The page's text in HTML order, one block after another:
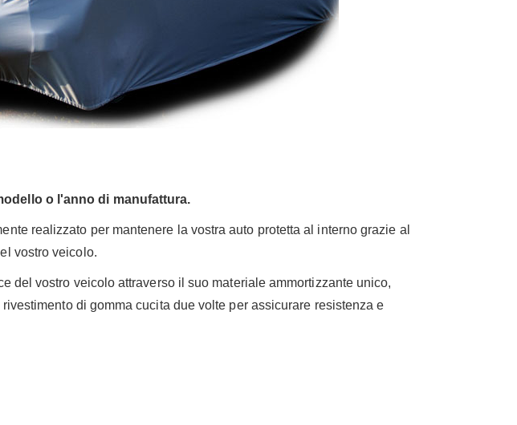
o l'anno di manufattura.
realizzato per mantenere la vostra auto protetta al interno grazie al
vostro veicolo.
del vostro veicolo attraverso il suo materiale ammortizzante unico,
di gomma cucita due volte per assicurare resistenza e